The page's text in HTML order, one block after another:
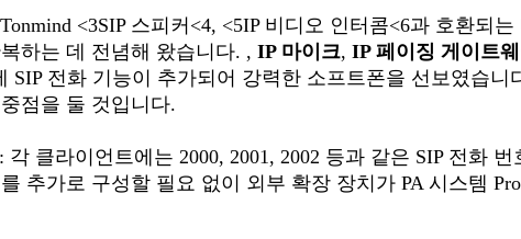
<3SIP 스피커<4, <5IP 비디오 인터콤<6과 호환되
하는 데 전념해 왔습니다. , IP 마이크, IP 페이징 게이트웨
SIP 전화 기능이 추가되어 강력한 소프트폰을 선보였습니
점을 둘 것입니다.
클라이언트에는 2000, 2001, 2002 등과 같은 SIP 전화 번
추가로 구성할 필요 없이 외부 확장 장치가 PA 시스템